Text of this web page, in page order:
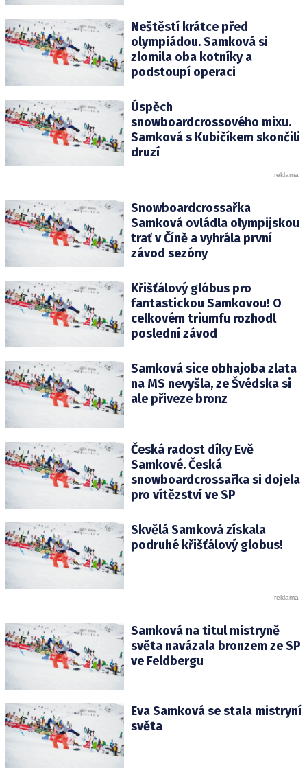
Neštěstí krátce před
olympiádou. Samková si
zlomila oba kotníky a
podstoupí operaci
Úspěch
snowboardcrossového mixu.
Samková s Kubičíkem skončili
druzí
Snowboardcrossařka
Samková ovládla olympijskou
trať v Číně a vyhrála první
závod sezóny
Křišťálový glóbus pro
fantastickou Samkovou! O
celkovém triumfu rozhodl
poslední závod
Samková sice obhajoba zlata
na MS nevyšla, ze Švédska si
ale přiveze bronz
Česká radost díky Evě
Samkové. Česká
snowboardcrossařka si dojela
pro vítězství ve SP
Skvělá Samková získala
podruhé křišťálový globus!
Samková na titul mistryně
světa navázala bronzem ze SP
ve Feldbergu
Eva Samková se stala mistryní
světa